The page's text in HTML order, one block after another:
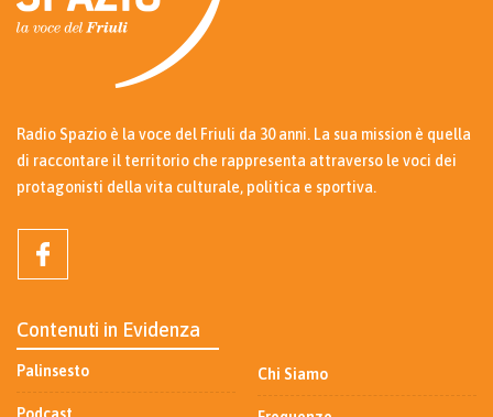
Radio Spazio è la voce del Friuli da 30 anni. La sua mission è quella
di raccontare il territorio che rappresenta attraverso le voci dei
protagonisti della vita culturale, politica e sportiva.
Contenuti in Evidenza
Palinsesto
Podcast
Chi Siamo